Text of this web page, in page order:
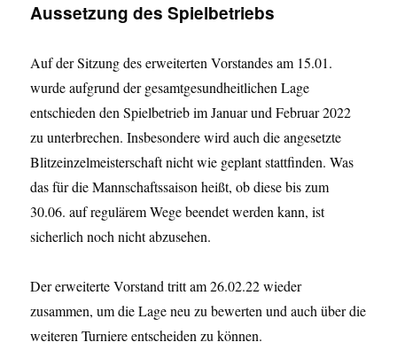
Aussetzung des Spielbetriebs
Auf der Sitzung des erweiterten Vorstandes am 15.01.
wurde aufgrund der gesamtgesundheitlichen Lage
entschieden den Spielbetrieb im Januar und Februar 2022
zu unterbrechen. Insbesondere wird auch die angesetzte
Blitzeinzelmeisterschaft nicht wie geplant stattfinden. Was
das für die Mannschaftssaison heißt, ob diese bis zum
30.06. auf regulärem Wege beendet werden kann, ist
sicherlich noch nicht abzusehen.
Der erweiterte Vorstand tritt am 26.02.22 wieder
zusammen, um die Lage neu zu bewerten und auch über die
weiteren Turniere entscheiden zu können.